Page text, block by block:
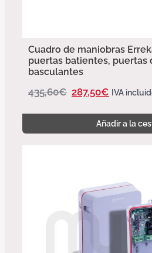
Cuadro de maniobras
puertas batientes, puertas
basculantes
435,60€ 287,50€ IVA
Añadir a la